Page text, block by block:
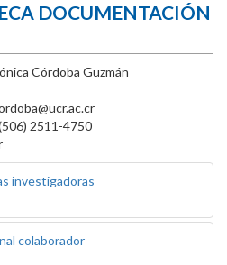
DOCUMENTACIÓN
Córdoba Guzmán
2511-4750
investigadoras
colaborador